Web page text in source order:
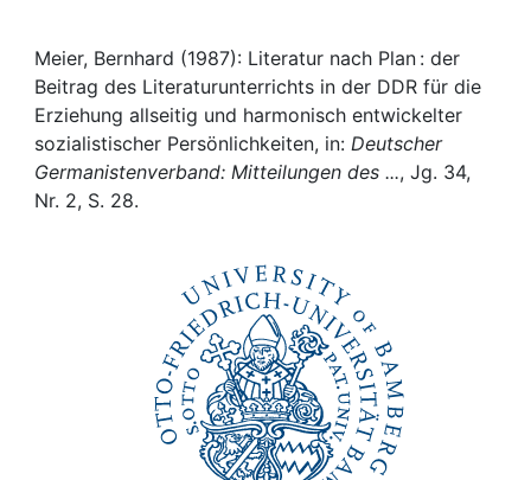
Help
Meier, Bernhard (1987): Literatur nach Plan : der
Beitrag des Literaturunterrichts in der DDR für die
Erziehung allseitig und harmonisch entwickelter
sozialistischer Persönlichkeiten, in: Deutscher
Germanistenverband: Mitteilungen des ..., Jg. 34,
Nr. 2, S. 28.